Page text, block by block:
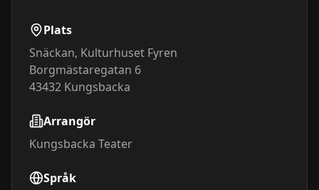
Plats
Snäckan, Kulturhuset Fyren
Borgmästaregatan 6
43432 Kungsbacka
Arrangör
Kungsbacka Teater
Språk